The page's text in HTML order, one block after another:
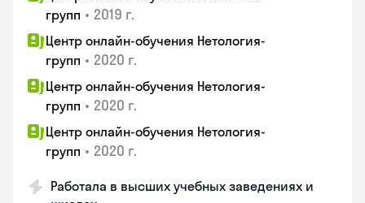
групп • 2019 г.
Центр онлайн-обучения Нетология-
групп • 2020 г.
Центр онлайн-обучения Нетология-
групп • 2020 г.
Центр онлайн-обучения Нетология-
групп • 2020 г.
Работала в высших учебных заведениях и